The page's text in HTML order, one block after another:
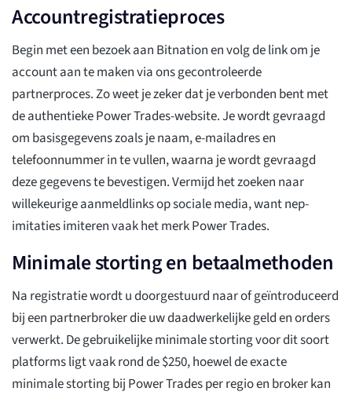
Accountregistratieproces
Begin met een bezoek aan Bitnation en volg de link om je
account aan te maken via ons gecontroleerde
partnerproces. Zo weet je zeker dat je verbonden bent met
de authentieke Power Trades-website. Je wordt gevraagd
om basisgegevens zoals je naam, e-mailadres en
telefoonnummer in te vullen, waarna je wordt gevraagd
deze gegevens te bevestigen. Vermijd het zoeken naar
willekeurige aanmeldlinks op sociale media, want nep-
imitaties imiteren vaak het merk Power Trades.
Minimale storting en betaalmethoden
Na registratie wordt u doorgestuurd naar of geïntroduceerd
bij een partnerbroker die uw daadwerkelijke geld en orders
verwerkt. De gebruikelijke minimale storting voor dit soort
platforms ligt vaak rond de $250, hoewel de exacte
minimale storting bij Power Trades per regio en broker kan